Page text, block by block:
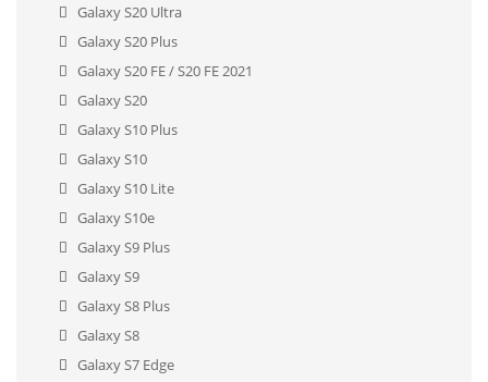
Galaxy S20 Ultra
Galaxy S20 Plus
Galaxy S20 FE / S20 FE 2021
Galaxy S20
Galaxy S10 Plus
Galaxy S10
Galaxy S10 Lite
Galaxy S10e
Galaxy S9 Plus
Galaxy S9
Galaxy S8 Plus
Galaxy S8
Galaxy S7 Edge